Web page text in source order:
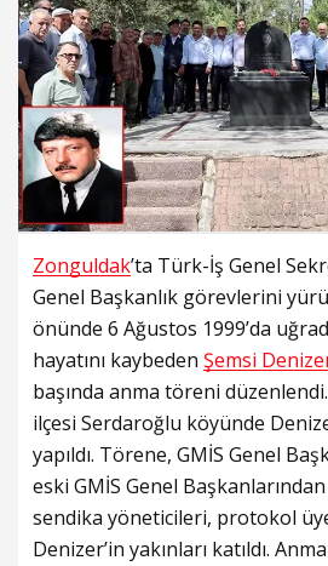
Zonguldak’ta Türk-İş Genel
Genel Başkanlık görevlerini
önünde 6 Ağustos 1999’da
hayatını kaybeden Şemsi
başında anma töreni
ilçesi Serdaroğlu köyünde
yapıldı. Törene, GMİS Genel
eski GMİS Genel
sendika yöneticileri, protokol
Denizer’in yakınları katıldı.